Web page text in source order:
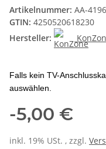
Artikelnummer: AA-4196
GTIN: 4250520618230
Hersteller:
Falls kein TV-
auswählen.
-5,00 €
inkl. 19% USt. , zzgl.